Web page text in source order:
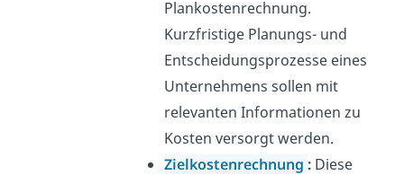
Plankostenrechnung.
Kurzfristige Planungs- und
Entscheidungsprozesse eines
Unternehmens sollen mit
relevanten Informationen zu
Kosten versorgt werden.
Zielkostenrechnung :Diese